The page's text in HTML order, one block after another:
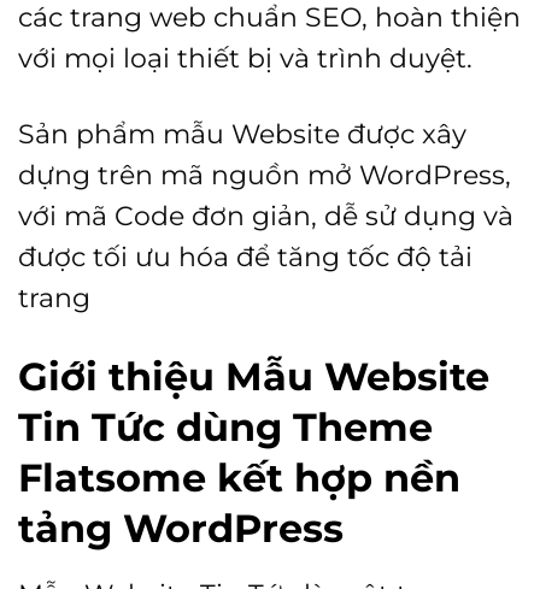
các trang web chuẩn SEO, hoàn thiện
với mọi loại thiết bị và trình duyệt.
Sản phẩm mẫu Website được xây
dựng trên mã nguồn mở WordPress,
với mã Code đơn giản, dễ sử dụng và
được tối ưu hóa để tăng tốc độ tải
trang
Giới thiệu Mẫu Website
Tin Tức dùng Theme
Flatsome kết hợp nền
tảng WordPress